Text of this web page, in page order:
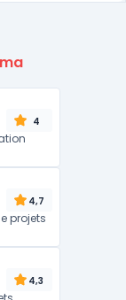
4
4,7
projets
4,3